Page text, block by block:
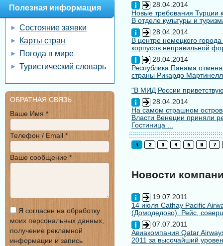
28.04.2014
Новые требования Турции
В отделе культуры и
28.04.2014
В центре немецкого
корпусов неправильной
28.04.2014
Республика Панама
страны Рикардо
"В МИД России
28.04.2014
На самом страшном
Власти Венеции приняли
Гостиница ...
Новости
19.07.2011
14 июля Cathay Pacific
(Домодедово). Рейс,
07.07.2011
Авиакомпания Qatar
2011 за высочайший
Полезная информация
Состояние заявки
Карты стран
Погода в мире
Туристический словарь
ОБРАТНАЯ СВЯЗЬ
Ваше Имя *
Телефон / Email *
Ваше сообщение *
Я согласен на обработку
моих персональных данных,
получение рекламной
информации и запись